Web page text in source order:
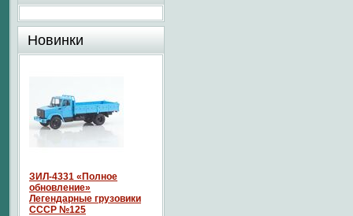
Новинки
ЗИЛ-4331 «Полное
обновление»
Легендарные грузовики
СССР №125